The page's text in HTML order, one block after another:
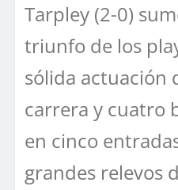
Tarpley (2-0)
triunfo de los
sólida actuación
carrera y cuatro
en cinco
grandes relevos